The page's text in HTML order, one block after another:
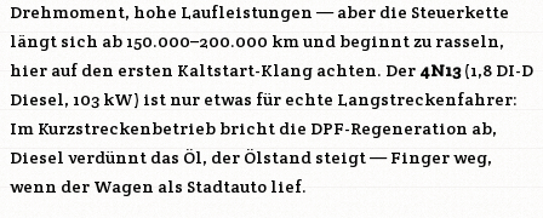
Drehmoment, hohe Laufleistungen — aber die Steuerkette
längt sich ab 150.000–200.000 km und beginnt zu rasseln,
hier auf den ersten Kaltstart-Klang achten. Der 4N13(1,8 DI-D
Diesel, 103 kW) ist nur etwas für echte Langstreckenfahrer:
Im Kurzstreckenbetrieb bricht die DPF-Regeneration ab,
Diesel verdünnt das Öl, der Ölstand steigt — Finger weg,
wenn der Wagen als Stadtauto lief.